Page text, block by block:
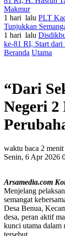
Makmur
1 hari lalu PLT
Tunjukkan
1 hari lalu
ke-81 RI, Start
Beranda Utama
“Dari
Negeri 2
waktu baca 2 menit
Senin, 6 Apr 2026
Arsamedia.com
Menjelang
semangat
Desa Benua,
desa, peran aktif
kunci utama dalam
tersebut.